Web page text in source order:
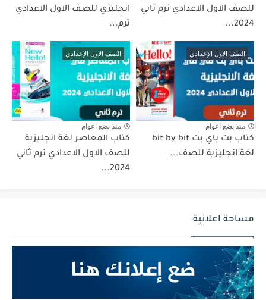
للصف الاول الاعدادي ترم ثاني
2024...
انجليزي للصف الاول الاعدادي
ترم...
الصف الاول الإعدادي
منذ بضع اعوام
كتاب بت باي بت bit by bit
لغة انجليزية للصف...
الصف الاول الإعدادي
منذ بضع اعوام
كتاب المعاصر لغة انجليزية
للصف الاول الاعدادي ترم ثاني
2024...
مساحة اعلانية